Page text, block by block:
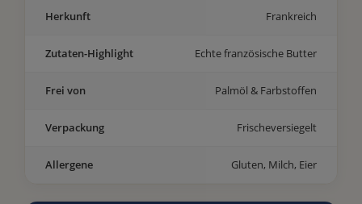
Herkunft Frankreich
Zutaten-Highlight Echte französische Butter
Frei von Palmöl & Farbstoffen
Verpackung Frischeversiegelt
Allergene Gluten, Milch, Eier